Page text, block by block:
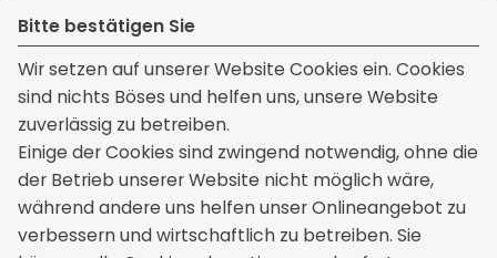
Bitte bestätigen Sie
Wir setzen auf unserer Website Cookies ein. Cookies
sind nichts Böses und helfen uns, unsere Website
zuverlässig zu betreiben.
Einige der Cookies sind zwingend notwendig, ohne die
der Betrieb unserer Website nicht möglich wäre,
während andere uns helfen unser Onlineangebot zu
verbessern und wirtschaftlich zu betreiben. Sie
Kontakt
Thomas Mendau Versicherungsmakler
Dorfstraße 9a
39175 Wahlitz